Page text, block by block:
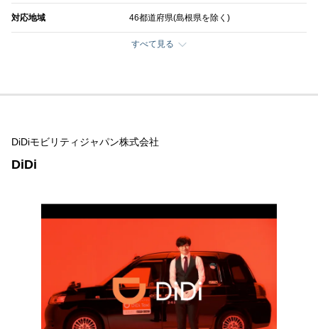
対応地域 46都道府県(島根県を除く)
すべて見る
DiDiモビリティジャパン株式会社
DiDi